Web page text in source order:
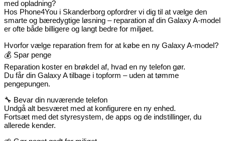
med opladning?
Hos Phone4You i Skanderborg opfordrer vi dig til at vælge den
smarte og bæredygtige løsning – reparation af din Galaxy A-model
er ofte både billigere og langt bedre for miljøet.
Hvorfor vælge reparation frem for at købe en ny Galaxy A-model?
💰 Spar penge
Reparation koster en brøkdel af, hvad en ny telefon gør.
Du får din Galaxy A tilbage i topform – uden at tømme
pengepungen.
🔧 Bevar din nuværende telefon
Undgå alt besværet med at konfigurere en ny enhed.
Fortsæt med det styresystem, de apps og de indstillinger, du
allerede kender.